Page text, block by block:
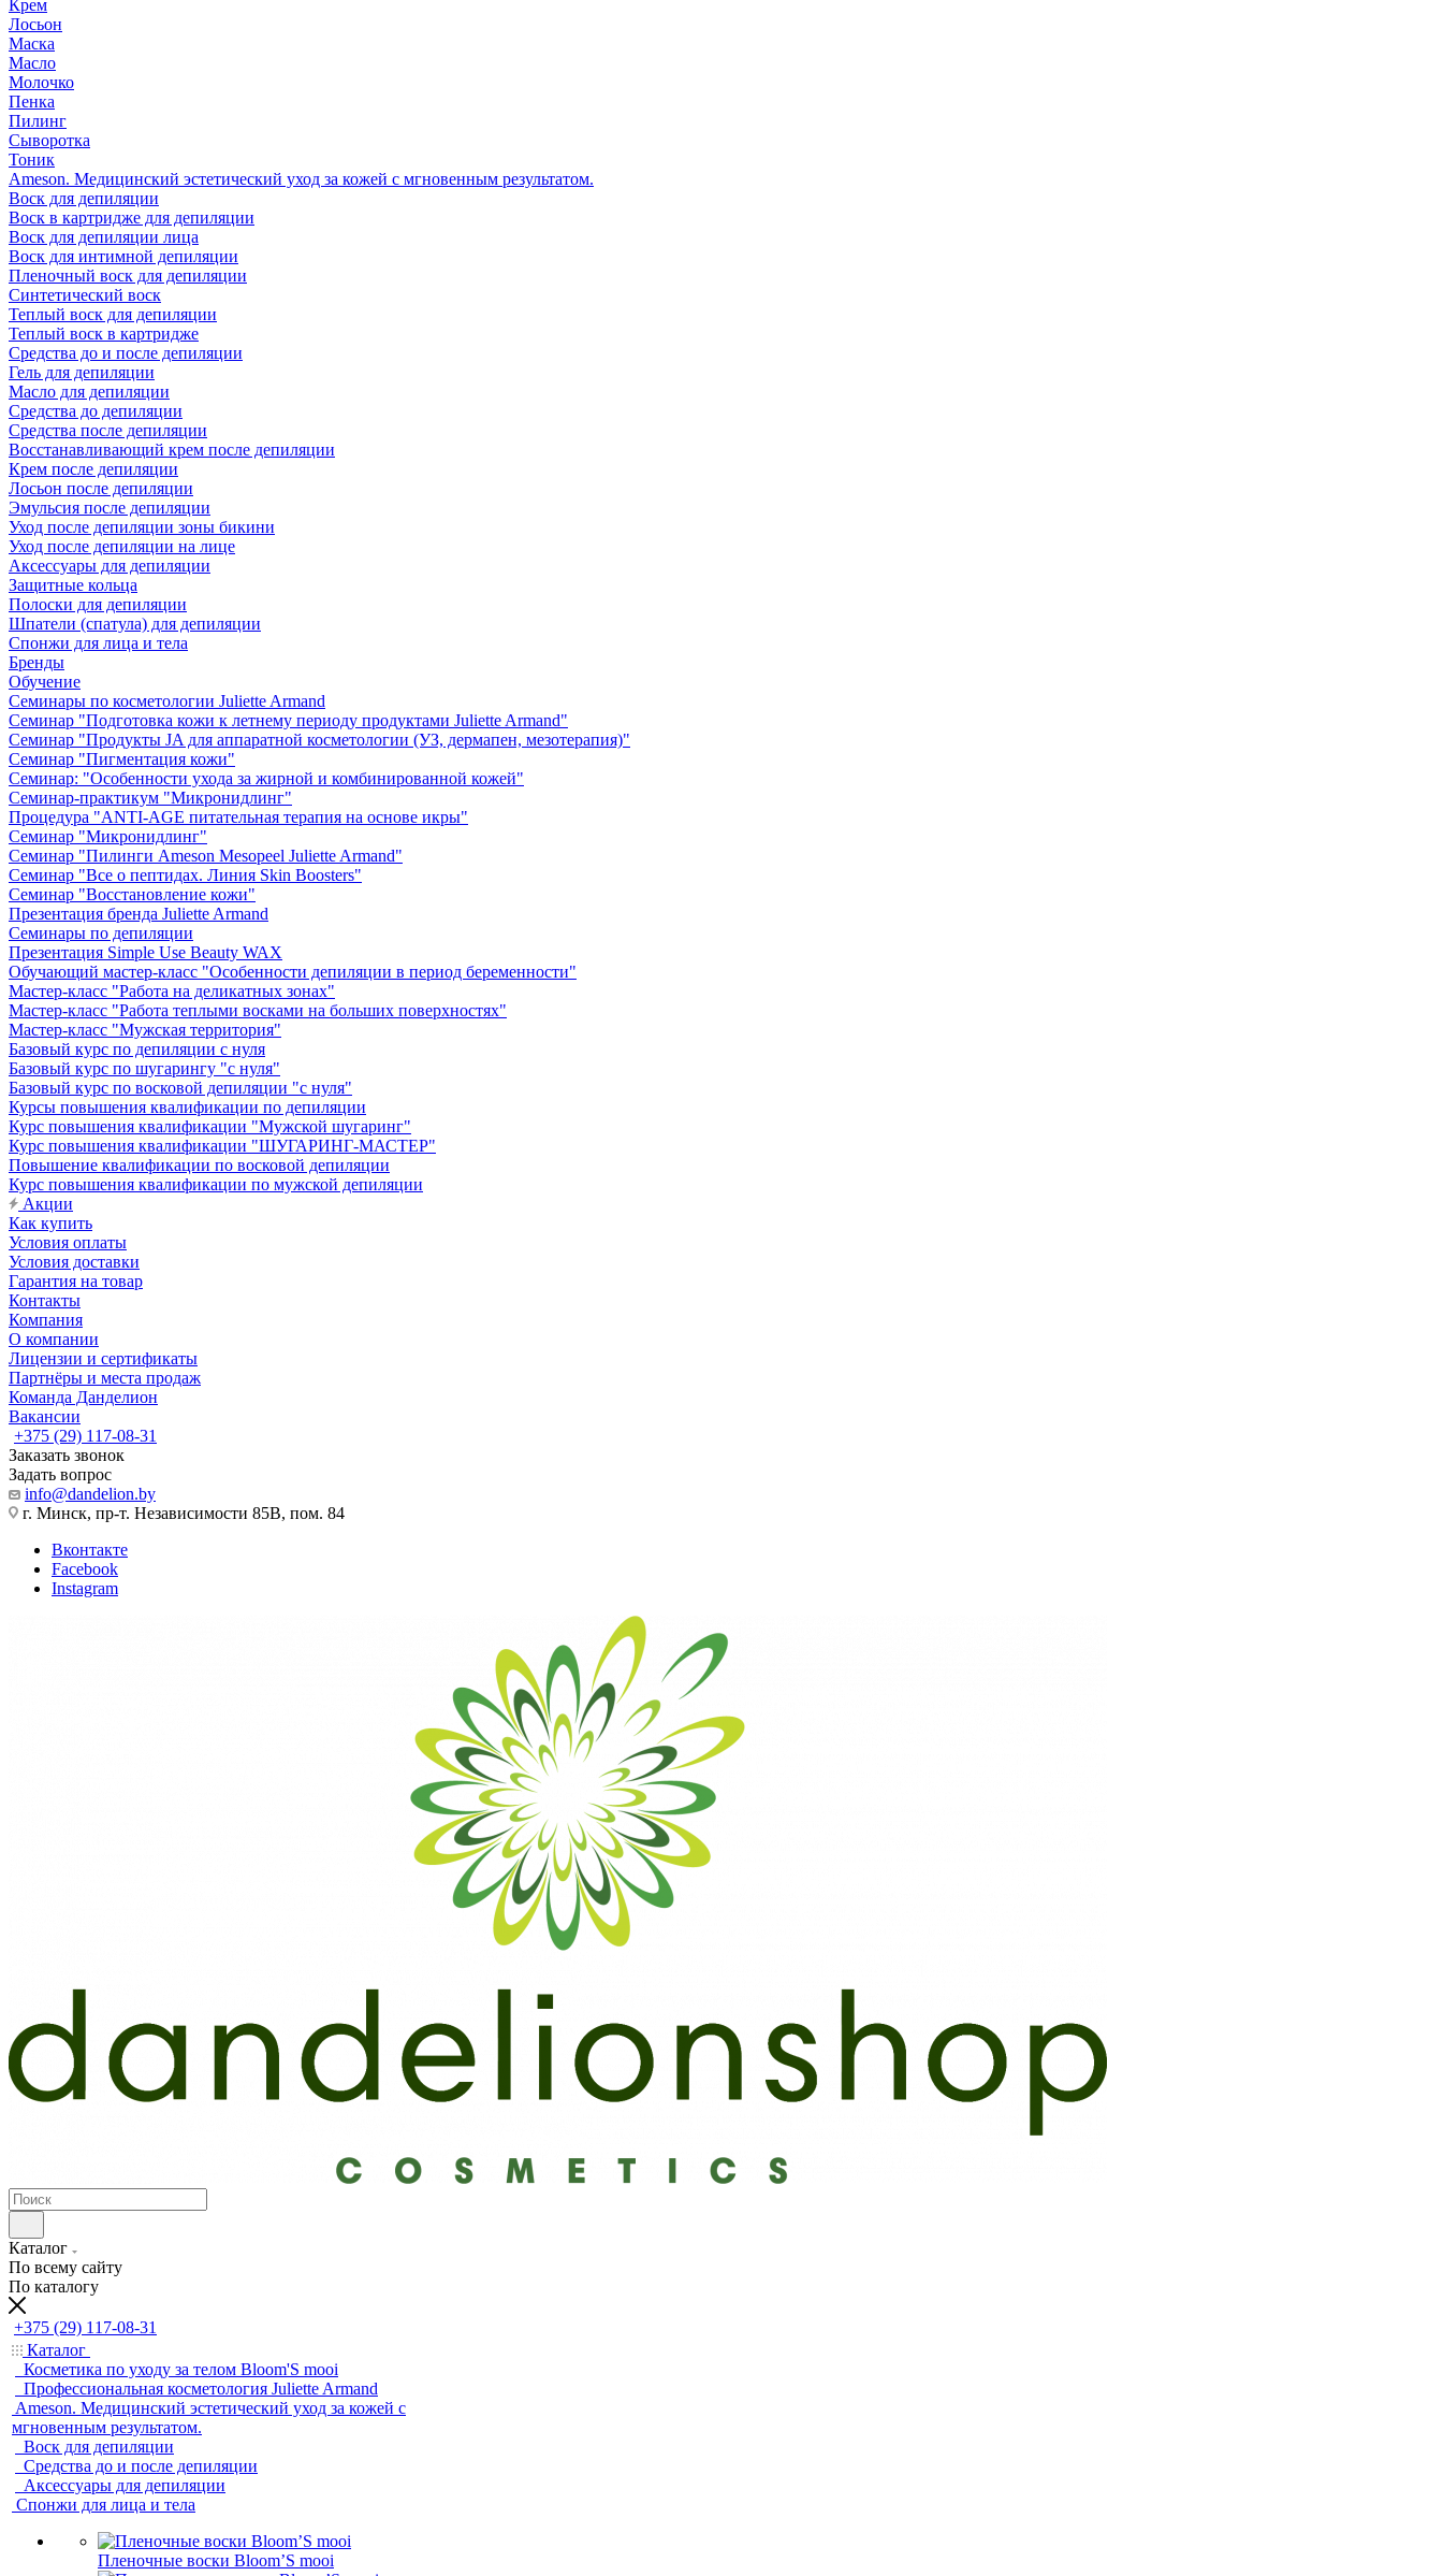
Крем
Лосьон
Маска
Масло
Молочко
Пенка
Пилинг
Сыворотка
Тоник
Ameson. Медицинский эстетический уход за кожей с мгновенным результатом.
Воск для депиляции
Воск в картридже для депиляции
Воск для депиляции лица
Воск для интимной депиляции
Пленочный воск для депиляции
Синтетический воск
Теплый воск для депиляции
Теплый воск в картридже
Средства до и после депиляции
Гель для депиляции
Масло для депиляции
Средства до депиляции
Средства после депиляции
Восстанавливающий крем после депиляции
Крем после депиляции
Лосьон после депиляции
Эмульсия после депиляции
Уход после депиляции зоны бикини
Уход после депиляции на лице
Аксессуары для депиляции
Защитные кольца
Полоски для депиляции
Шпатели (спатула) для депиляции
Спонжи для лица и тела
Бренды
Обучение
Семинары по косметологии Juliette Armand
Семинар "Подготовка кожи к летнему периоду продуктами Juliette Armand"
Семинар "Продукты JA для аппаратной косметологии (УЗ, дермапен, мезотерапия)"
Семинар "Пигментация кожи"
Семинар: "Особенности ухода за жирной и комбинированной кожей"
Семинар-практикум "Микронидлинг"
Процедура "ANTI-AGE питательная терапия на основе икры"
Семинар "Микронидлинг"
Семинар "Пилинги Ameson Mesopeel Juliette Armand"
Семинар "Все о пептидах. Линия Skin Boosters"
Семинар "Восстановление кожи"
Презентация бренда Juliette Armand
Семинары по депиляции
Презентация Simple Use Beauty WAX
Обучающий мастер-класс "Особенности депиляции в период беременности"
Мастер-класс "Работа на деликатных зонах"
Мастер-класс "Работа теплыми восками на больших поверхностях"
Мастер-класс "Мужская территория"
Базовый курс по депиляции с нуля
Базовый курс по шугарингу "с нуля"
Базовый курс по восковой депиляции "с нуля"
Курсы повышения квалификации по депиляции
Курс повышения квалификации "Мужской шугаринг"
Курс повышения квалификации "ШУГАРИНГ-МАСТЕР"
Повышение квалификации по восковой депиляции
Курс повышения квалификации по мужской депиляции
Акции
Как купить
Условия оплаты
Условия доставки
Гарантия на товар
Контакты
Компания
О компании
Лицензии и сертификаты
Партнёры и места продаж
Команда Данделион
Вакансии
+375 (29) 117-08-31
Заказать звонок
Задать вопрос
info@dandelion.by
г. Минск, пр-т. Независимости 85В, пом. 84
Вконтакте
Facebook
Instagram
Каталог
По всему сайту
По каталогу
+375 (29) 117-08-31
Каталог
Косметика по уходу за телом Bloom'S mooi
Профессиональная косметология Juliette Armand
Ameson. Медицинский эстетический уход за кожей с
мгновенным результатом.
Воск для депиляции
Средства до и после депиляции
Аксессуары для депиляции
Спонжи для лица и тела
Пленочные воски Bloom’S mooi